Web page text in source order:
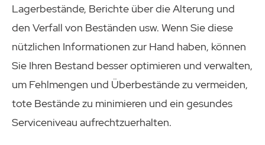
Lagerbestände, Berichte über die Alterung und
den Verfall von Beständen usw. Wenn Sie diese
nützlichen Informationen zur Hand haben, können
Sie Ihren Bestand besser optimieren und verwalten,
um Fehlmengen und Überbestände zu vermeiden,
tote Bestände zu minimieren und ein gesundes
Serviceniveau aufrechtzuerhalten.